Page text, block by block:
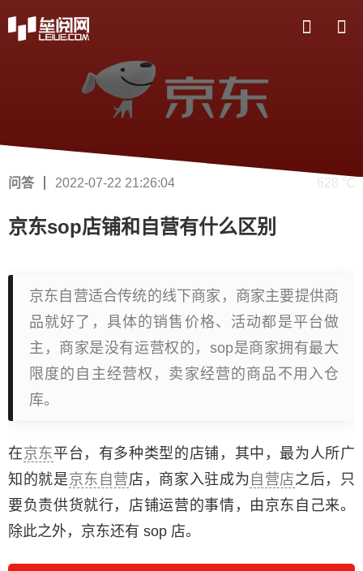
问答 2022-07-22 21:26:04 628 ℃
京东sop店铺和自营有什么区别
京东自营适合传统的线下商家，商家主要提供商
品就好了，具体的销售价格、活动都是平台做
主，商家是没有运营权的，sop是商家拥有最大
限度的自主经营权，卖家经营的商品不用入仓
库。
在京东平台，有多种类型的店铺，其中，最为人所广
知的就是京东自营店，商家入驻成为 自营店之后，只
要负责供货就行，店铺运营的事情，由京东自己来。
除此之外，京东还有 sop 店。